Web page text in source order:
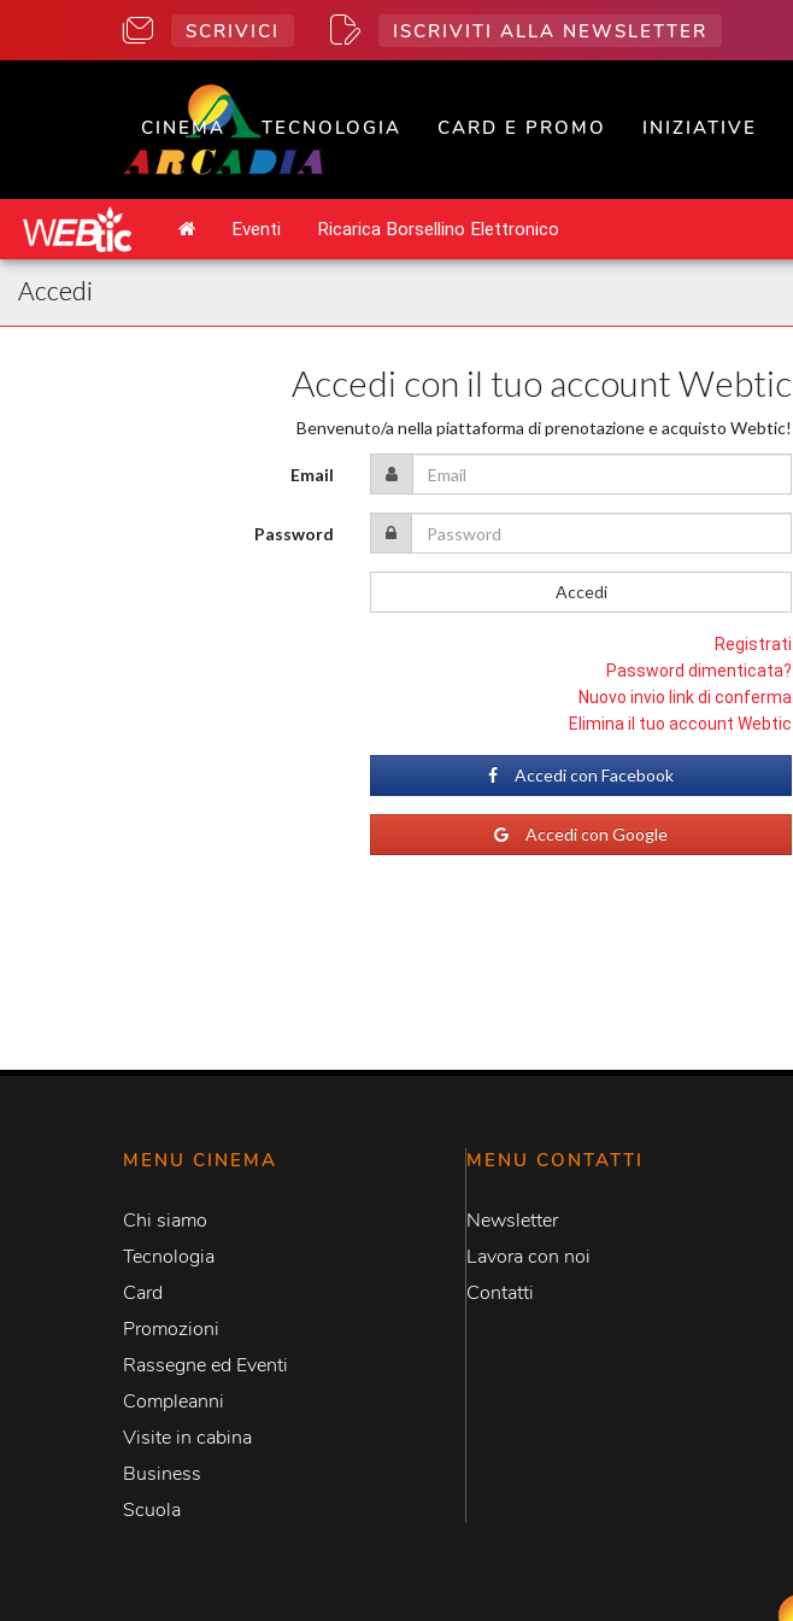
SCRIVICI ISCRIVITI ALLA NEWSLETTER
CINEMA TECNOLOGIA CARD E PROMO INIZIATIVE
MENU CINEMA
Chi siamo
Tecnologia
Card
Promozioni
Rassegne ed Eventi
Compleanni
Visite in cabina
Business
Scuola
MENU CONTATTI
Newsletter
Lavora con noi
Contatti